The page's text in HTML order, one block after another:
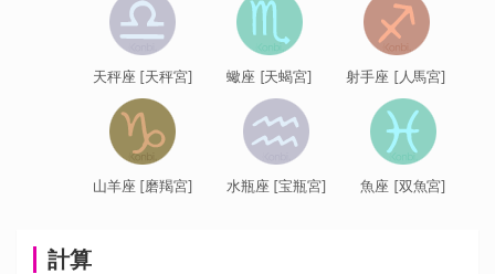
計算
天秤座 [天秤宮] 蠍座 [天蝎宮] 射手座 [人馬宮]
山羊座 [磨羯宮] 水瓶座 [宝瓶宮] 魚座 [双魚宮]